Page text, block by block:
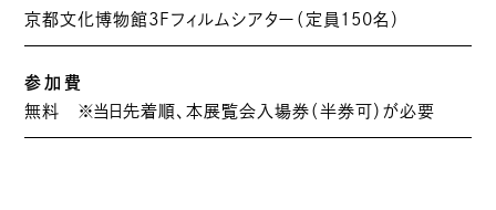
京都文化博物館3Fフィルムシアター（定員150名）
参加費
無料 ※当日先着順、本展覧会入場券（半券可）が必要